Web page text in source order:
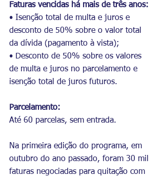
Faturas vencidas há mais de três anos:
• Isenção total de multa e juros e
desconto de 50% sobre o valor total
da dívida (pagamento à vista);
• Desconto de 50% sobre os valores
de multa e juros no parcelamento e
isenção total de juros futuros.
Parcelamento:
Até 60 parcelas, sem entrada.
Na primeira edição do programa, em
outubro do ano passado, foram 30 mil
faturas negociadas para quitação com